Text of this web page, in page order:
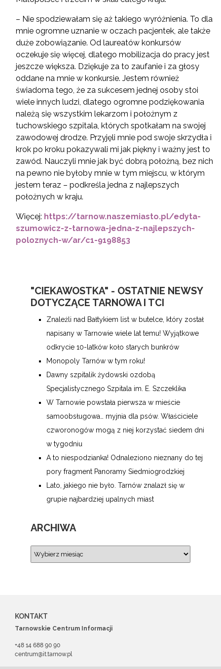
– Nie spodziewałam się aż takiego wyróżnienia. To dla
mnie ogromne uznanie w oczach pacjentek, ale także
duże zobowiązanie. Od laureatów konkursów
oczekuje się więcej, dlatego mobilizacja do pracy jest
jeszcze większa. Dziękuje za to zaufanie i za głosy
oddane na mnie w konkursie. Jestem również
świadoma tego, że za sukcesem jednej osoby stoi
wiele innych ludzi, dlatego ogromne podziękowania
należą się wszystkim lekarzom i położnym z
tuchowskiego szpitala, których spotkałam na swojej
zawodowej drodze. Przyjęli mnie pod swoje skrzydła i
krok po kroku pokazywali mi jak piękny i ważny jest to
zawód. Nauczyli mnie jak być dobrą położną, bez nich
na pewno nie byłoby mnie w tym miejscu, w którym
jestem teraz – podkreśla jedna z najlepszych
położnych w kraju.
Więcej: https://tarnow.naszemiasto.pl/edyta-
szumowicz-z-tarnowa-jedna-z-najlepszych-
poloznych-w/ar/c1-9198853
"CIEKAWOSTKA" - OSTATNIE NEWSY
DOTYCZĄCE TARNOWA I TCI
Znaleźli nad Bałtykiem list w butelce, który został
napisany w Tarnowie wiele lat temu! Wyjątkowe
odkrycie 10-latków koło starych bunkrów
Monopoly Tarnów w tym roku!
Dawny szpitalik żydowski ozdobą
Specjalistycznego Szpitala im. E. Szczeklika
W Tarnowie powstała pierwsza w mieście
samoobsługowa… myjnia dla psów. Właściciele
czworonogów mogą z niej korzystać siedem dni
w tygodniu
A to niespodzianka! Odnaleziono nieznany do tej
pory fragment Panoramy Siedmiogrodzkiej
Lato, jakiego nie było. Tarnów znalazł się w
grupie najbardziej upalnych miast
ARCHIWA
KONTAKT
Tarnowskie Centrum Informacji
+48 14 688 90 90
centrum@it.tarnow.pl